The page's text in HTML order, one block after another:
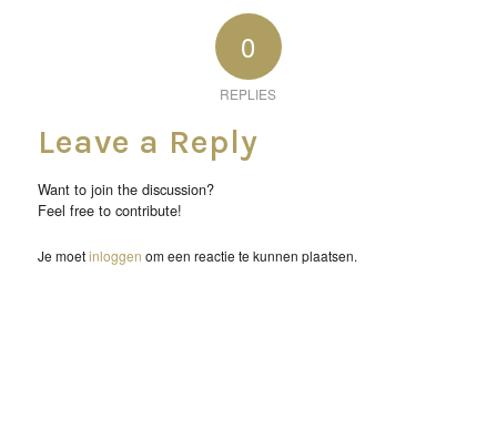
0
REPLIES
Leave a Reply
Want to join the discussion?
Feel free to contribute!
Je moetinloggen om een reactie te kunnen plaatsen.